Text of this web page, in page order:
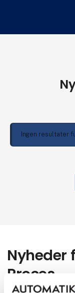
Ingen resultater
Nyheder
Proces